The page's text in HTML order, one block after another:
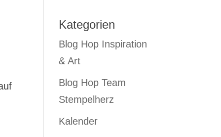
Kategorien
Blog Hop Inspiration
& Art
Blog Hop Team
Stempelherz
Kalender